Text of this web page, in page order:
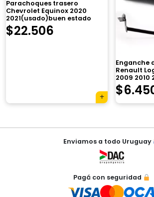
Parachoques trasero
Chevrolet Equinox 2020
2021(usado)buen estado
$22.506
Enganche
Renault
2009 2010
El
precio
era:
$7.900.
$
NavegaciónEnviamos a todo Uruguay
Pagá con seguridad
Tu carrito está
automáticamente.